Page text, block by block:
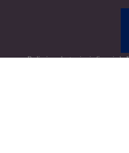
Redizajn web stranice je